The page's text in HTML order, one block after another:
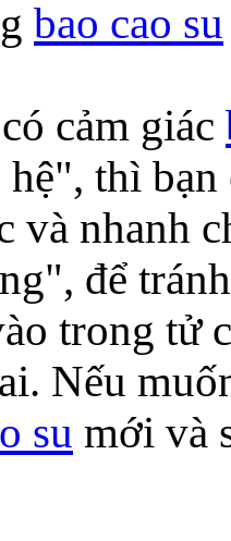
bao cao su
cảm giác
hệ", thì
và nhanh
để
trong tử
Nếu
su mới và